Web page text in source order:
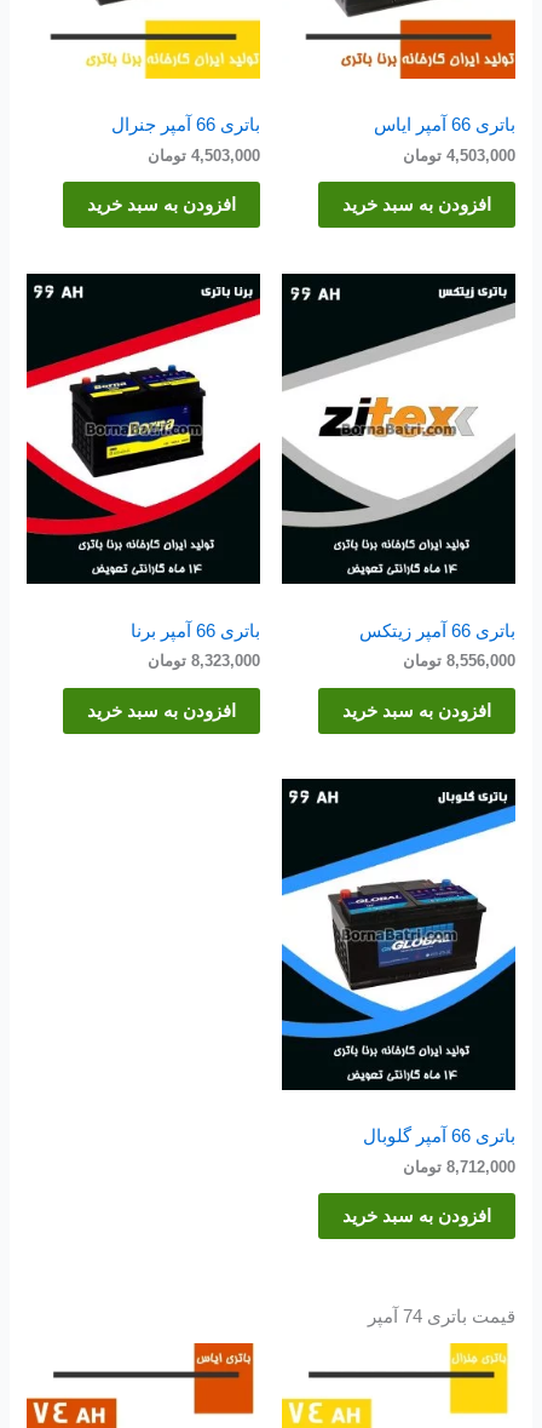
باتری 66 آمپر ایاس
4,503,000 تومان
افزودن به سبد خرید
باتری 66 آمپر جنرال
4,503,000 تومان
افزودن به سبد خرید
باتری 66 آمپر زیتکس
8,556,000 تومان
افزودن به سبد خرید
باتری 66 آمپر برنا
8,323,000 تومان
افزودن به سبد خرید
باتری 66 آمپر گلوبال
8,712,000 تومان
افزودن به سبد خرید
قیمت باتری 74 آمپر